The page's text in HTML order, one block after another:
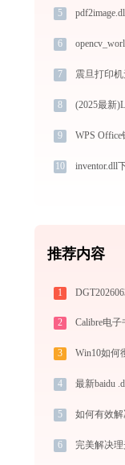
5
6
7 震旦打印
8
9
10 inventor.dll
推荐内容
1
2
3
4 最新baidu
5 如何有效解
6